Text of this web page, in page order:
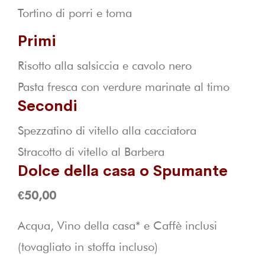
Tortino di porri e toma
Primi
Risotto alla salsiccia e cavolo nero
Pasta fresca con verdure marinate al timo
Secondi
Spezzatino di vitello alla cacciatora
Stracotto di vitello al Barbera
Dolce della casa o Spumante
€50,00
Acqua, Vino della casa* e Caffè inclusi
(tovagliato in stoffa incluso)